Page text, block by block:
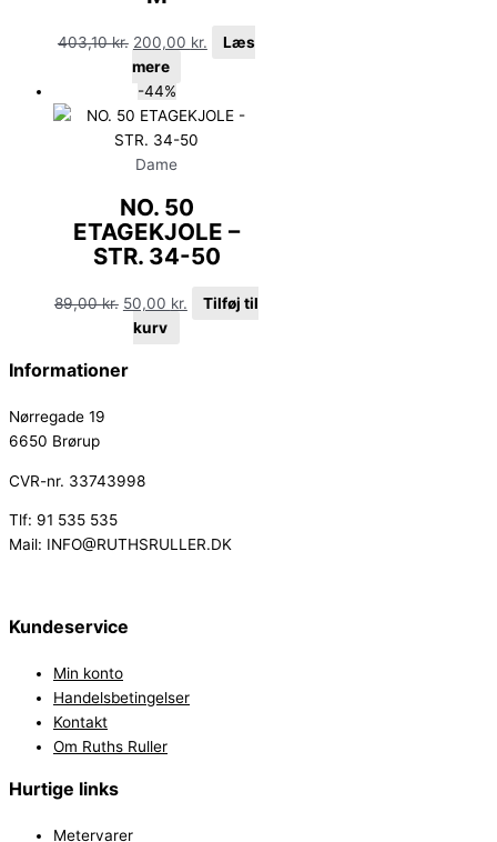
403,10kr. 200,00 kr.
Læs
mere
-44%
Dame
NO. 50
ETAGEKJOLE –
STR. 34-50
89,00kr. 50,00 kr.
Tilføj til
kurv
Informationer
Nørregade 19
6650 Brørup
CVR-nr. 33743998
Tlf: 91 535 535
Mail: INFO@RUTHSRULLER.DK
Kundeservice
Min konto
Handelsbetingelser
Kontakt
Om Ruths Ruller
Hurtige links
Metervarer